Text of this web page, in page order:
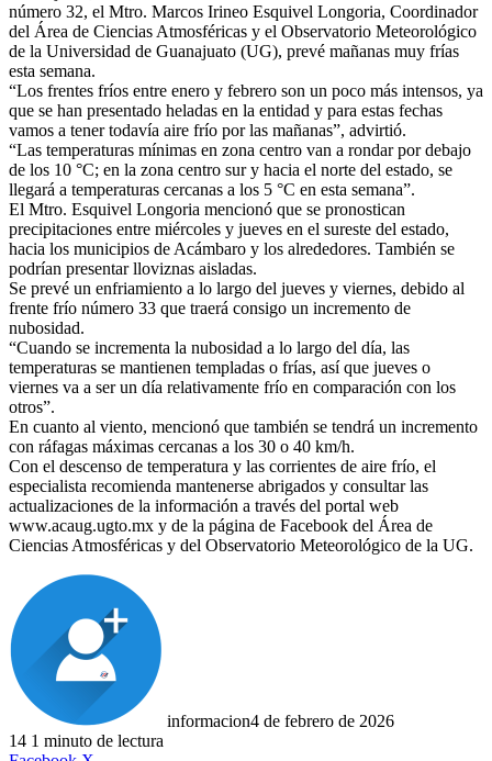
número 32, el Mtro. Marcos Irineo Esquivel Longoria, Coordinador
del Área de Ciencias Atmosféricas y el Observatorio Meteorológico
de la Universidad de Guanajuato (UG), prevé mañanas muy frías
esta semana.
“Los frentes fríos entre enero y febrero son un poco más intensos, ya
que se han presentado heladas en la entidad y para estas fechas
vamos a tener todavía aire frío por las mañanas”, advirtió.
“Las temperaturas mínimas en zona centro van a rondar por debajo
de los 10 °C; en la zona centro sur y hacia el norte del estado, se
llegará a temperaturas cercanas a los 5 °C en esta semana”.
El Mtro. Esquivel Longoria mencionó que se pronostican
precipitaciones entre miércoles y jueves en el sureste del estado,
hacia los municipios de Acámbaro y los alrededores. También se
podrían presentar lloviznas aisladas.
Se prevé un enfriamiento a lo largo del jueves y viernes, debido al
frente frío número 33 que traerá consigo un incremento de
nubosidad.
“Cuando se incrementa la nubosidad a lo largo del día, las
temperaturas se mantienen templadas o frías, así que jueves o
viernes va a ser un día relativamente frío en comparación con los
otros”.
En cuanto al viento, mencionó que también se tendrá un incremento
con ráfagas máximas cercanas a los 30 o 40 km/h.
Con el descenso de temperatura y las corrientes de aire frío, el
especialista recomienda mantenerse abrigados y consultar las
actualizaciones de la información a través del portal web
www.acaug.ugto.mx y de la página de Facebook del Área de
Ciencias Atmosféricas y del Observatorio Meteorológico de la UG.
informacion4 de febrero de 2026
14 1 minuto de lectura